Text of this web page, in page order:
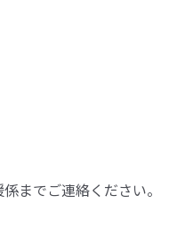
までご連絡ください。